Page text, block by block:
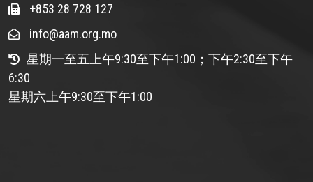
+853 28 728 127
info@aam.org.mo
星期一至五上午9:30至下午1:00；下午2:30至下午
6:30
星期六上午9:30至下午1:00